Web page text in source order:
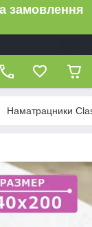
замовлення
Наматрацники